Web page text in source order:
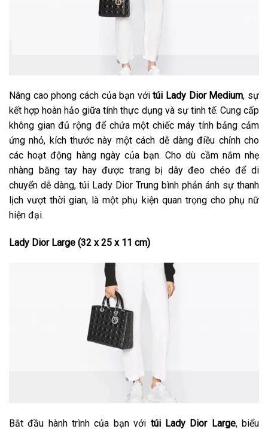
Nâng cao phong cách của bạn vớitúi Lady Dior Medium, sự
kết hợp hoàn hảo giữa tính thực dụng và sự tinh tế. Cung cấp
không gian đủ rộng để chứa một chiếc máy tính bảng cảm
ứng nhỏ, kích thước này một cách dễ dàng điều chỉnh cho
các hoạt động hàng ngày của bạn. Cho dù cầm nắm nhẹ
nhàng bằng tay hay được trang bị dây đeo chéo để di
chuyển dễ dàng, túi Lady Dior Trung bình phản ánh sự thanh
lịch vượt thời gian, là một phụ kiện quan trọng cho phụ nữ
hiện đại.
Lady Dior Large (32 x 25 x 11 cm)
Bắt đầu hành trình của bạn với túi Lady Dior Large, biểu